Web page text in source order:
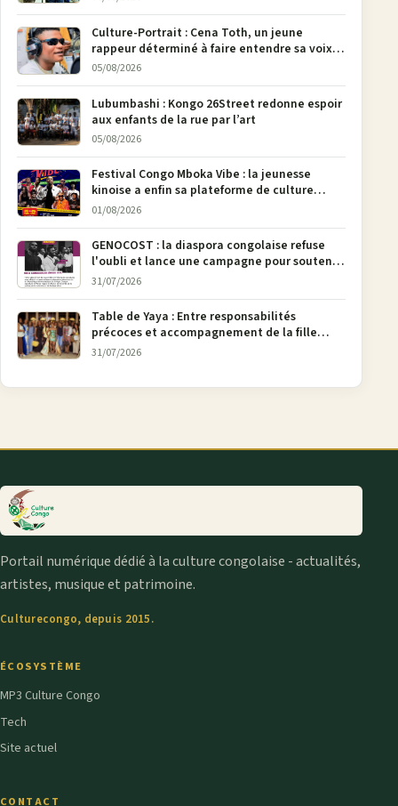
Culture-Portrait : Cena Toth, un jeune
rappeur déterminé à faire entendre sa voix à
Bunia
05/08/2026
Lubumbashi : Kongo 26Street redonne espoir
aux enfants de la rue par l’art
05/08/2026
Festival Congo Mboka Vibe : la jeunesse
kinoise a enfin sa plateforme de culture
urbaine
01/08/2026
GENOCOST : la diaspora congolaise refuse
l'oubli et lance une campagne pour soutenir
la pétition FONAREV depuis Bruxelles
31/07/2026
Table de Yaya : Entre responsabilités
précoces et accompagnement de la fille
aînée, la diaspora en débat
31/07/2026
Portail numérique dédié à la culture congolaise - actualités,
artistes, musique et patrimoine.
Culturecongo, depuis 2015.
ÉCOSYSTÈME
MP3 Culture Congo
Tech
Site actuel
CONTACT